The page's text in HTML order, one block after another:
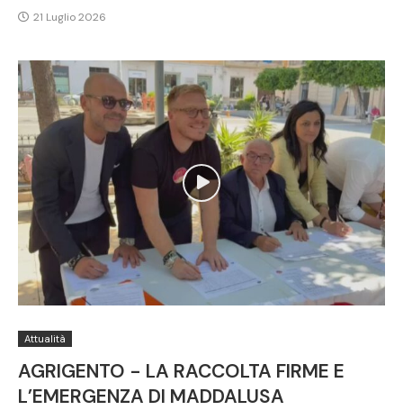
21 Luglio 2026
Attualità
AGRIGENTO - LA RACCOLTA FIRME E
L’EMERGENZA DI MADDALUSA